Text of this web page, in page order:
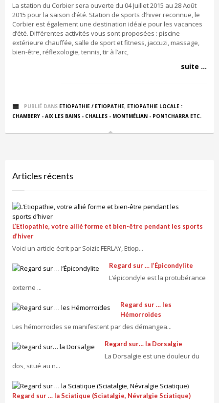
La station du Corbier sera ouverte du 04 Juillet 2015 au 28 Août
2015 pour la saison d’été. Station de sports d’hiver reconnue, le
Corbier est également une destination idéale pour les vacances
d’été. Différentes activités vous sont proposées : piscine
extérieure chauffée, salle de sport et fitness, jaccuzi, massage,
bien-être, réflexologie, tennis, tir à l’arc,
suite ...
PUBLIÉ DANS ETIOPATHIE / ETIOPATHE, ETIOPATHIE LOCALE :
CHAMBERY - AIX LES BAINS - CHALLES - MONTMÉLIAN - PONTCHARRA ETC.
Articles récents
L’Etiopathie, votre allié forme et bien-être pendant les sports
d’hiver
Voici un article écrit par Soizic FERLAY, Etiop...
Regard sur … l’Épicondylite
L’épicondyle est la protubérance
externe ...
Regard sur … les
Hémorroïdes
Les hémorroïdes se manifestent par des démangea...
Regard sur… la Dorsalgie
La Dorsalgie est une douleur du
dos, situé au n...
Regard sur … la Sciatique (Sciatalgie, Névralgie Sciatique)